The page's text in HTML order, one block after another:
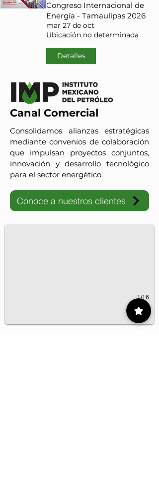
Congreso Internacional de
Energía - Tamaulipas 2026
mar 27 de oct
Ubicación no determinada
Detalles
Canal Comercial
Consolidamos alianzas estratégicas
mediante convenios de colaboración
que impulsan proyectos conjuntos,
innovación y desarrollo tecnológico
para el sector energético.
Conoce a nuestros clientes
IMP-UAdeC
El IMP y la Universidad Autónoma de
1/16